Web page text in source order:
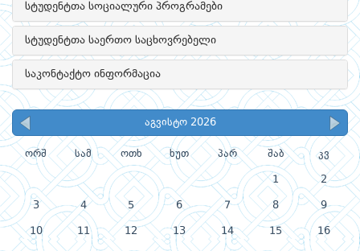
სტუდენტთა სოციალური პროგრამები
სტუდენტთა საერთო საცხოვრებელი
საკონტაქტო ინფორმაცია
აგვისტო 2026
ორშ სამ ოთხ ხუთ პარ შაბ კვ
1 2
3 4 5 6 7 8 9
10 11 12 13 14 15 16